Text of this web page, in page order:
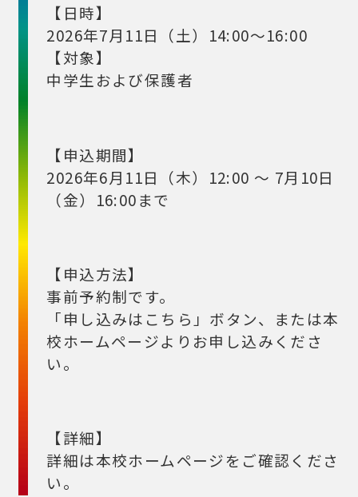
【日時】
2026年7月11日（土）14:00～16:00
【対象】
中学生および保護者
【申込期間】
2026年6月11日（木）12:00 ～ 7月10日
（金）16:00まで
【申込方法】
事前予約制です。
「申し込みはこちら」ボタン、または本
校ホームページよりお申し込みくださ
い。
【詳細】
詳細は本校ホームページをご確認くださ
い。